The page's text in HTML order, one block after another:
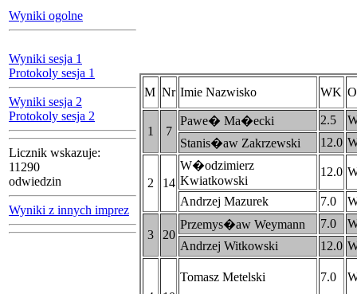
Wyniki ogolne
Wyniki sesja 1
Protokoly sesja 1
Wyniki sesja 2
Protokoly sesja 2
Licznik wskazuje:
11290
odwiedzin
Wyniki z innych imprez
M Nr Imie Nazwisko WK
1 7
Pawe� Ma�ecki 2.5
Stanis�aw Zakrzewski
12.0
2 14
W�odzimierz
Kwiatkowski
12.0
Andrzej Mazurek 7.0
3 20
Przemys�aw Weymann 7.0
Andrzej Witkowski
12.0
Tomasz Metelski 7.0